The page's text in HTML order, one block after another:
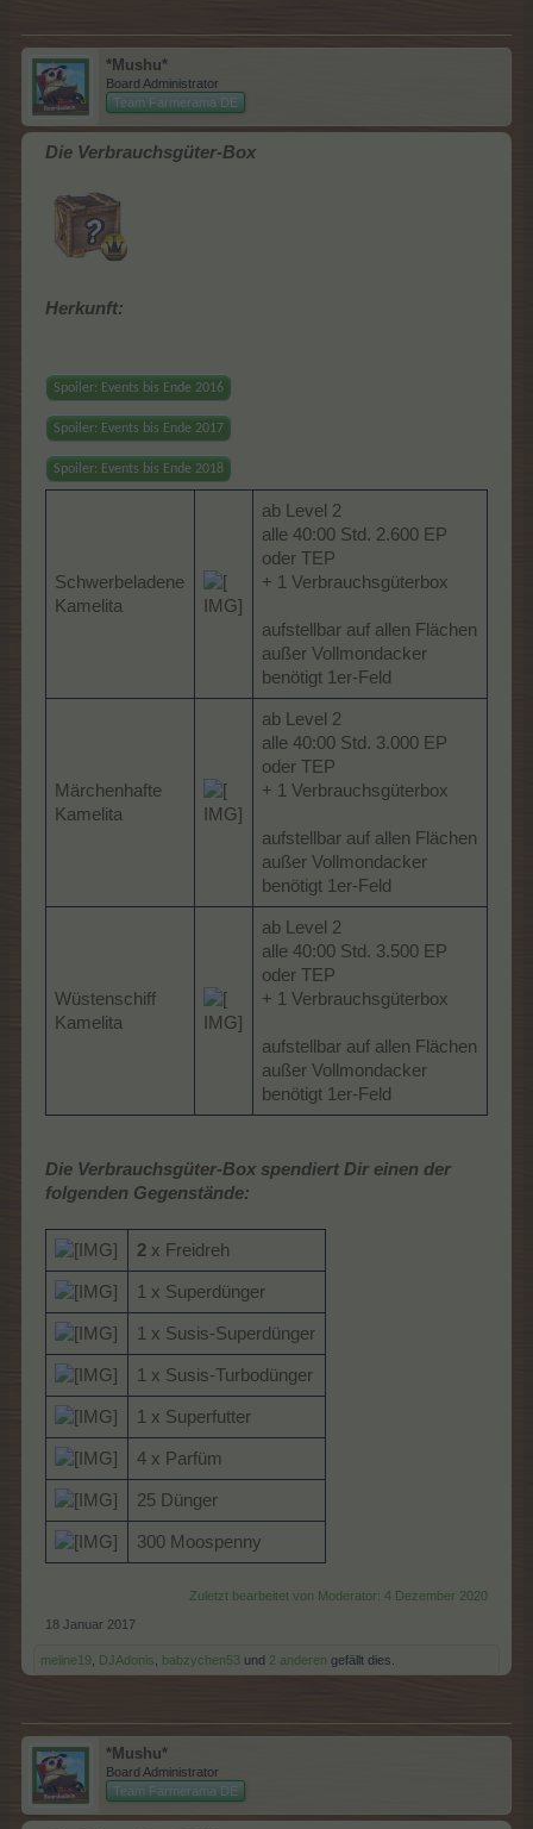
*Mushu*
Board Administrator
Team Farmerama DE
Die Verbrauchsgüter-Box
Herkunft:
Spoiler: Events bis Ende 2016
Spoiler: Events bis Ende 2017
Spoiler: Events bis Ende 2018
Schwerbeladene
Kamelita
ab Level 2
alle 40:00 Std. 2.600 EP
oder TEP
+ 1 Verbrauchsgüterbox
aufstellbar auf allen Flächen
außer Vollmondacker
benötigt 1er-Feld
Märchenhafte
Kamelita
ab Level 2
alle 40:00 Std. 3.000 EP
oder TEP
+ 1 Verbrauchsgüterbox
aufstellbar auf allen Flächen
außer Vollmondacker
benötigt 1er-Feld
Wüstenschiff
Kamelita
ab Level 2
alle 40:00 Std. 3.500 EP
oder TEP
+ 1 Verbrauchsgüterbox
aufstellbar auf allen Flächen
außer Vollmondacker
benötigt 1er-Feld
Die Verbrauchsgüter-Box spendiert Dir einen der
folgenden Gegenstände:
2 x Freidreh
1 x Superdünger
1 x Susis-Superdünger
1 x Susis-Turbodünger
1 x Superfutter
4 x Parfüm
25 Dünger
300 Moospenny
Zuletzt bearbeitet von Moderator: 4 Dezember 2020
18 Januar 2017
meline19 DJAdonis babzychen53 und 2 anderen gefällt dies.
*Mushu*
Board Administrator
Team Farmerama DE